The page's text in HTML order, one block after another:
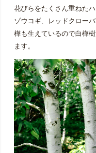
花びらをたくさん重ねた
ゾウコギ、レッドクロー
樺も生えているので白樺
ます。